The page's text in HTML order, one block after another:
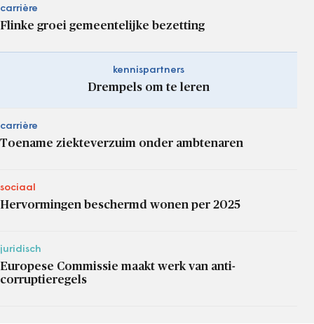
carrière
Flinke groei gemeentelijke bezetting
kennispartners
Drempels om te leren
carrière
Toename ziekteverzuim onder ambtenaren
sociaal
Hervormingen beschermd wonen per 2025
juridisch
Europese Commissie maakt werk van anti-
corruptieregels